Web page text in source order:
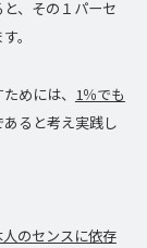
、その１パーセ
。
めには、 1％でも
あると考え実践し
のセンスに依存